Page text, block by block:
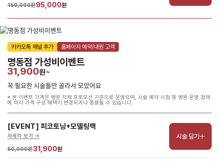
150,000원95,000원
카카오톡 채널 추가 홈페이지 예약/내원 고객
명동점 가성비이벤트
31,900원~
꼭 필요한 시술들만 골라서 모았어요
※ 본 이벤트 가격은 병원 자체 프로모션 기준으로 운영되며, 시술 예약 시점 및 병원 운영 정책
에 따라 가격·구성·혜택이 변경되거나 종료될 수 있습니다.
[EVENT] 피코토닝+모델링팩
자세히 보기 ->
50,000원31,900원
시술 담기